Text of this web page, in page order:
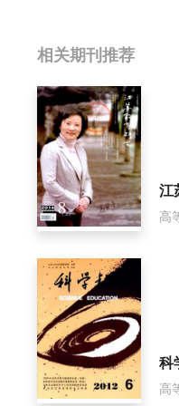
相关提问
中国高校师资研究影
中国高校师资研究怎么
中国高校师资研究面
中国高校师资研究是
中国高校师资研究审
中国高校师资研究是
相关期刊推荐
江
高
科
高